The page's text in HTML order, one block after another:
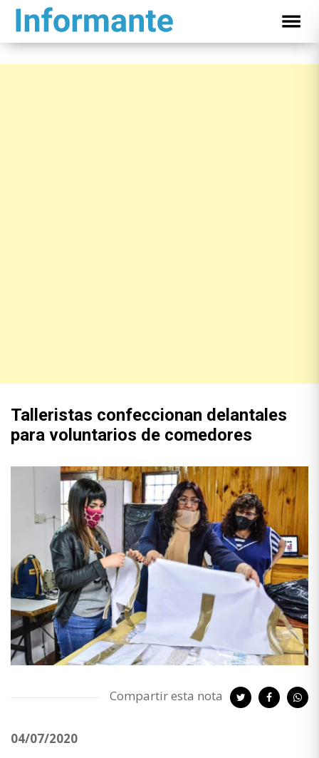
Talleristas confeccionan delantales
para voluntarios de comedores
Compartir esta nota
04/07/2020